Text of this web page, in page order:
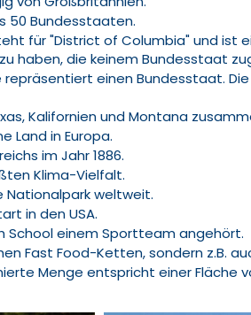
50 Bundesstaaten.
für "District of Columbia" und ist
haben, die keinem Bundesstaat
einen Bundesstaat.
Kalifornien und Montana
Land in Europa.
im Jahr 1886.
Klima-Vielfalt.
Nationalpark weltweit.
in den USA.
School einem Sportteam angehört.
Fast Food-Ketten, sondern z.B.
Menge entspricht einer Fläche